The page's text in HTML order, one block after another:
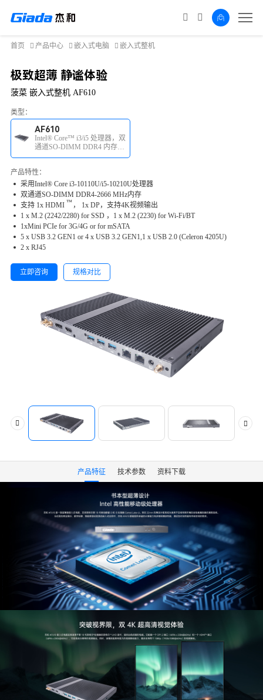
首页 产品中心 嵌入式电脑 嵌入式整机
极致超薄 静谧体验
菠菜 嵌入式整机 AF610
类型：
AF610
Intel® Core™ i3/i5 处理器，双
通道SO-DIMM DDR4 内存，
4K视频输出
产品特性：
采用Intel® Core i3-10110U/i5-10210U处理器
双通道SO-DIMM DDR4-2666MHz内存
支持 1x HDMI ™ ， 1x DP，支持4K视频输出
1 x M.2 (2242/2280) for SSD ，1 x M.2 (2230) for Wi-Fi/BT
1xMini PCIe for 3G/4G or for mSATA
5 x USB 3.2 GEN1 or 4 x USB 3.2 GEN1,1 x USB 2.0 (Celeron 4205U)
2 x RJ45
立即咨询 规格对比
产品特征 技术参数 资料下载